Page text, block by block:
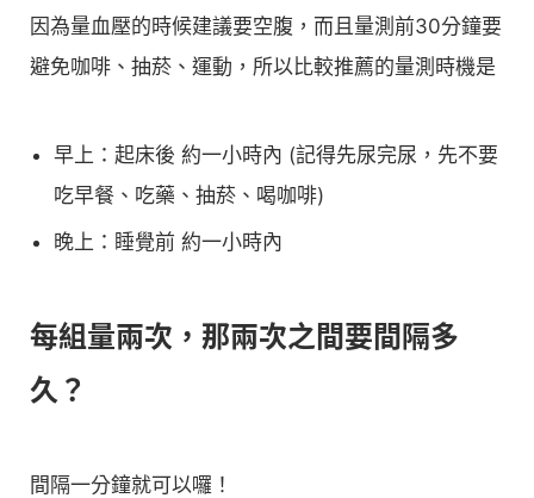
因為量血壓的時候建議要空腹，而且量測前30分鐘要
避免咖啡、抽菸、運動，所以比較推薦的量測時機是
早上：起床後 約一小時內 (記得先尿完尿，先不要
吃早餐、吃藥、抽菸、喝咖啡)
晚上：睡覺前 約一小時內
每組量兩次，那兩次之間要間隔多
久？
間隔一分鐘就可以囉！